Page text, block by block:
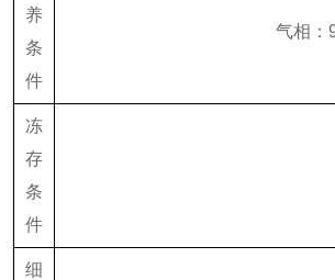
养
条
件
气相：
冻
存
条
件
细